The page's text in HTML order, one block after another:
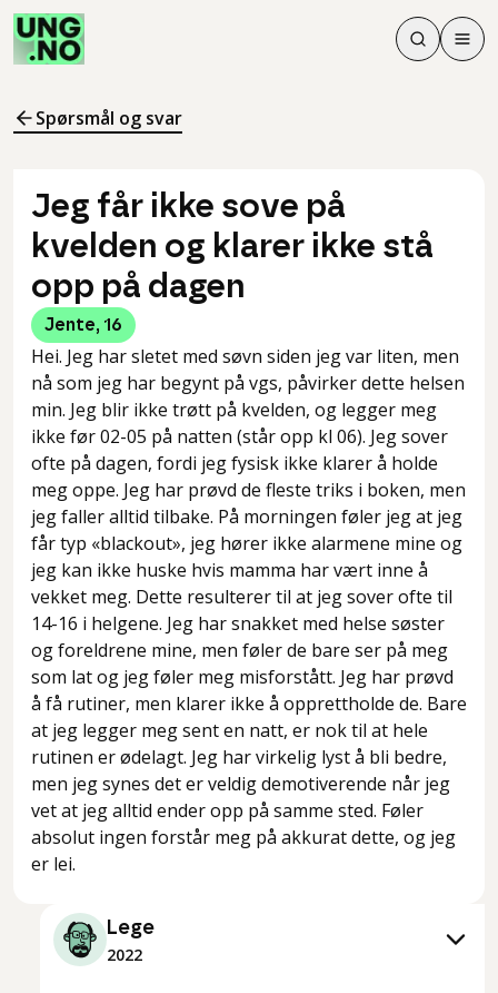
Søk
Søk
Meny
Spørsmål og svar
Jeg får ikke sove på
kvelden og klarer ikke stå
opp på dagen
Jente, 16
Hei. Jeg har sletet med søvn siden jeg var liten, men
nå som jeg har begynt på vgs, påvirker dette helsen
min. Jeg blir ikke trøtt på kvelden, og legger meg
ikke før 02-05 på natten (står opp kl 06). Jeg sover
ofte på dagen, fordi jeg fysisk ikke klarer å holde
meg oppe. Jeg har prøvd de fleste triks i boken, men
jeg faller alltid tilbake. På morningen føler jeg at jeg
får typ «blackout», jeg hører ikke alarmene mine og
jeg kan ikke huske hvis mamma har vært inne å
vekket meg. Dette resulterer til at jeg sover ofte til
14-16 i helgene. Jeg har snakket med helse søster
og foreldrene mine, men føler de bare ser på meg
som lat og jeg føler meg misforstått. Jeg har prøvd
å få rutiner, men klarer ikke å opprettholde de. Bare
at jeg legger meg sent en natt, er nok til at hele
rutinen er ødelagt. Jeg har virkelig lyst å bli bedre,
men jeg synes det er veldig demotiverende når jeg
vet at jeg alltid ender opp på samme sted. Føler
absolut ingen forstår meg på akkurat dette, og jeg
er lei.
Lege
2022